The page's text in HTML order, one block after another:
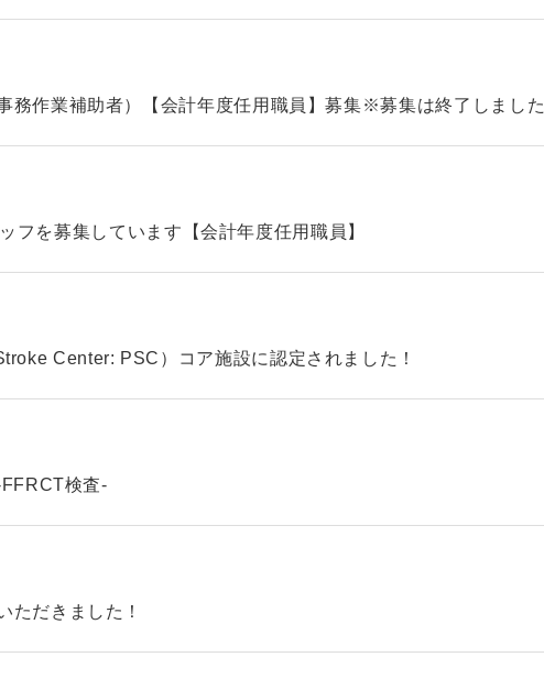
務作業補助者）【会計年度任用職員】募集※募集は終了しました
フを募集しています【会計年度任用職員】
Center: PSC）コア施設に認定されました！
検査-
ただきました！